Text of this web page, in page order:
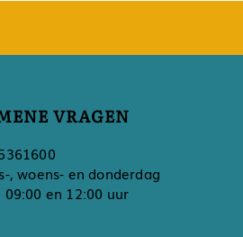
VRAGEN
, woens- en donderdag
09:00 en 12:00 uur